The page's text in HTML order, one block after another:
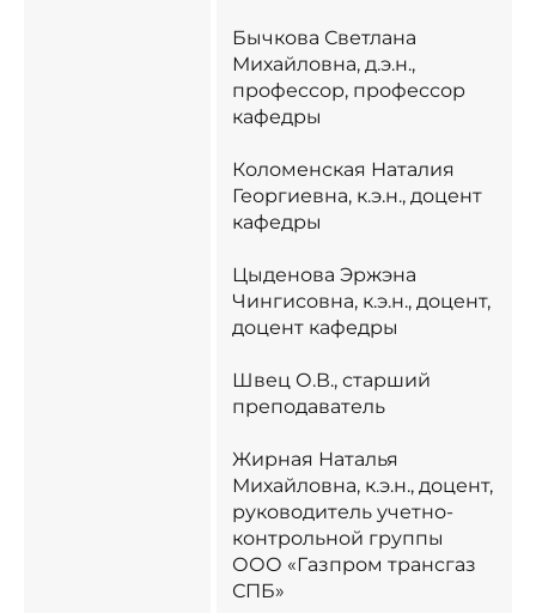
Бычкова Светлана
Михайловна, д.э.н.,
профессор​, профессор
кафедры​
Коломенская Наталия
Георгиевна, к.э.н.​, доцент
кафедры​
Цыденова Эржэна
Чингисовна, к.э.н., доцент​,
доцент кафедры​
Швец О.В.​, старший
преподаватель​
Жирная Наталья
Михайловна, к.э.н., доцент​,
руководитель учетно-
контрольной группы ​
ООО «Газпром трансгаз
СПБ» ​